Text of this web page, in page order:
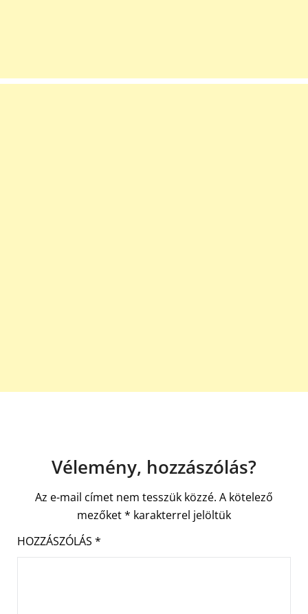
Vélemény, hozzászólás?
Az e-mail címet nem tesszük közzé. A kötelező
mezőket* karakterrel jelöltük
HOZZÁSZÓLÁS *